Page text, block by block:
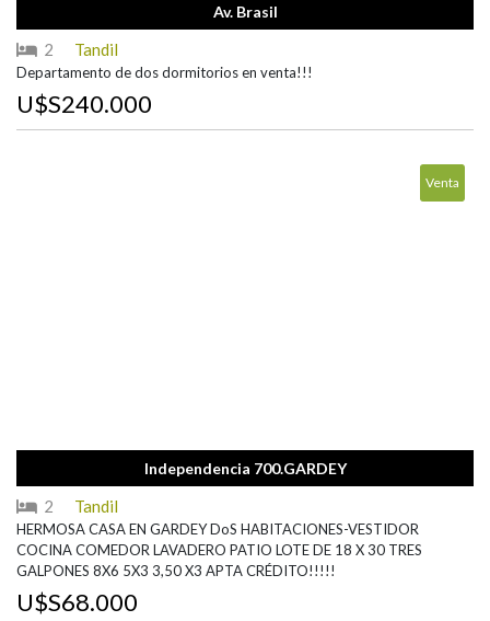
Av. Brasil
2 Tandil
Departamento de dos dormitorios en venta!!!
U$S240.000
Venta
Independencia 700.GARDEY
2 Tandil
HERMOSA CASA EN GARDEY DoS HABITACIONES-VESTIDOR
COCINA COMEDOR LAVADERO PATIO LOTE DE 18 X 30 TRES
GALPONES 8X6 5X3 3,50 X3 APTA CRÉDITO!!!!!
U$S68.000